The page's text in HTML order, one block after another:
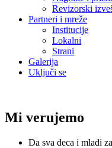
Revizorski
Partneri i mreže
Institucije
Lokalni
Strani
Galerija
Uključi se
Mi verujemo
Da sva deca i mladi